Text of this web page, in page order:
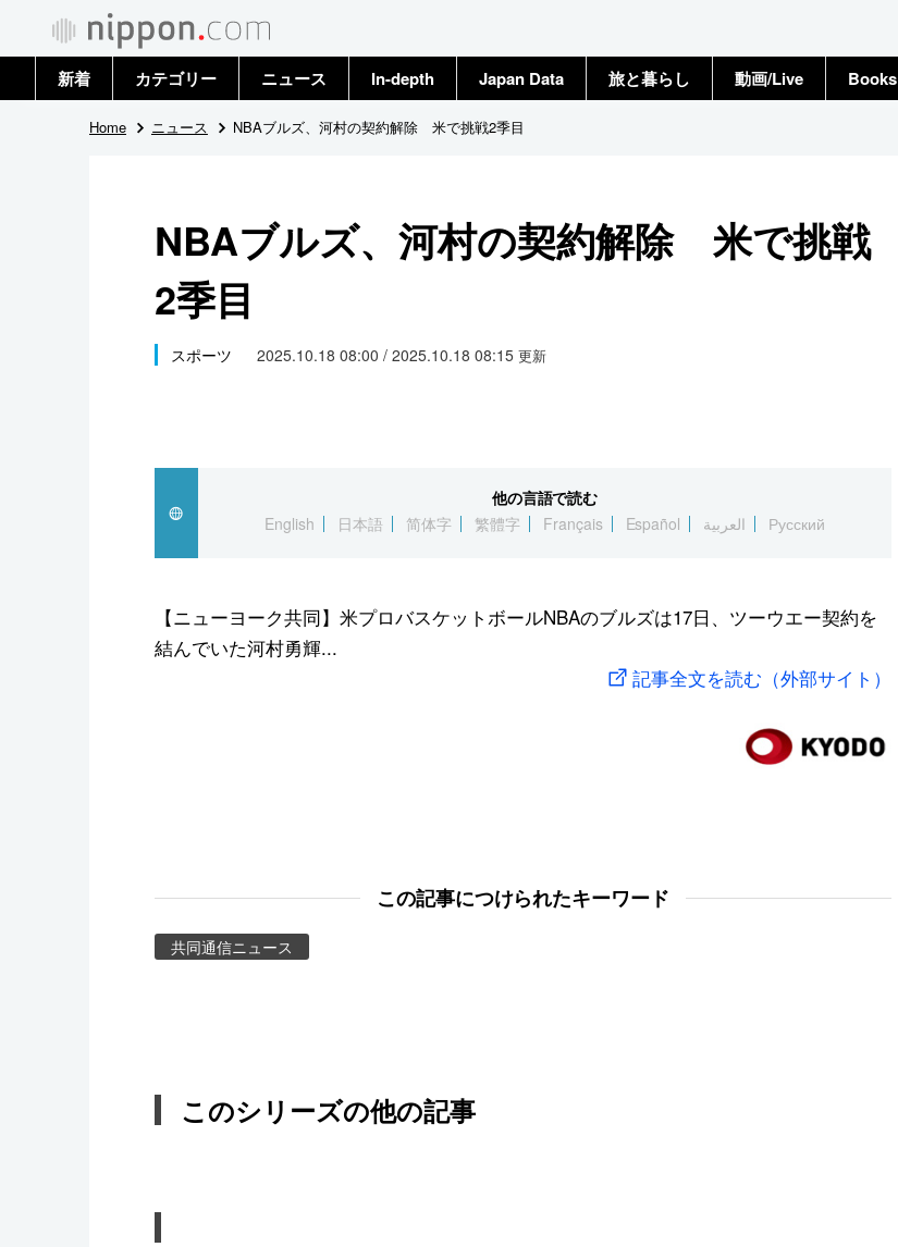
新着 カテゴリー
政治・外交
国際
社会
文化
スポーツ・東京2020
ニュース
トップ
In-depth Japan Data 旅と暮らし 動画/Live Books
Home ニュース NBAブルズ、河村の契約解除 米で挑戦2季目
NBAブルズ、河村の契約解除 米で挑戦
2季目
スポーツ 2025.10.18 08:00 / 2025.10.18 08:15 更新
他の言語で読む
English
日本語 简体字 繁體字 Français Español العربية Русский
【ニューヨーク共同】米プロバスケットボールNBAのブルズは17日、ツーウエー契約を
結んでいた河村勇輝...
記事全文を読む（外部サイト）
この記事につけられたキーワード
共同通信ニュース
このシリーズの他の記事